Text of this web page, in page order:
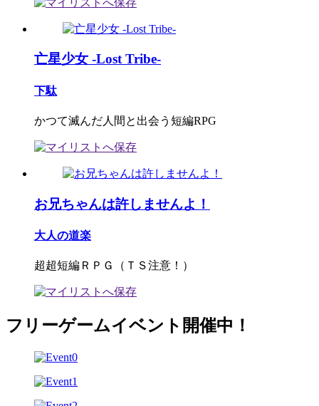
亡星少女 -Lost Tribe-
下駄
かつて滅んだ人間と出会う短編RPG
お兄ちゃんは許しませんよ！
大人の道楽
超超短編ＲＰＧ（ＴＳ注意！）
フリーゲームイベント開催中！